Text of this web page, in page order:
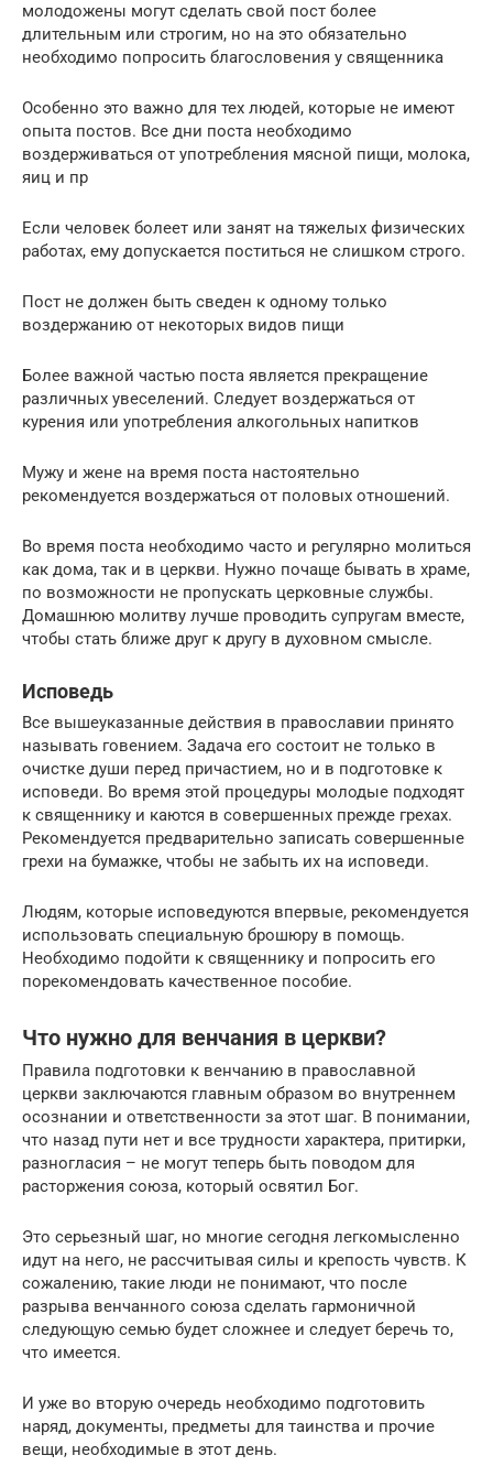
молодожены могут сделать свой пост более
длительным или строгим, но на это обязательно
необходимо попросить благословения у священника
Особенно это важно для тех людей, которые не имеют
опыта постов. Все дни поста необходимо
воздерживаться от употребления мясной пищи, молока,
яиц и пр
Если человек болеет или занят на тяжелых физических
работах, ему допускается поститься не слишком строго.
Пост не должен быть сведен к одному только
воздержанию от некоторых видов пищи
Более важной частью поста является прекращение
различных увеселений. Следует воздержаться от
курения или употребления алкогольных напитков
Мужу и жене на время поста настоятельно
рекомендуется воздержаться от половых отношений.
Во время поста необходимо часто и регулярно молиться
как дома, так и в церкви. Нужно почаще бывать в храме,
по возможности не пропускать церковные службы.
Домашнюю молитву лучше проводить супругам вместе,
чтобы стать ближе друг к другу в духовном смысле.
Исповедь
Все вышеуказанные действия в православии принято
называть говением. Задача его состоит не только в
очистке души перед причастием, но и в подготовке к
исповеди. Во время этой процедуры молодые подходят
к священнику и каются в совершенных прежде грехах.
Рекомендуется предварительно записать совершенные
грехи на бумажке, чтобы не забыть их на исповеди.
Людям, которые исповедуются впервые, рекомендуется
использовать специальную брошюру в помощь.
Необходимо подойти к священнику и попросить его
порекомендовать качественное пособие.
Что нужно для венчания в церкви?
Правила подготовки к венчанию в православной
церкви заключаются главным образом во внутреннем
осознании и ответственности за этот шаг. В понимании,
что назад пути нет и все трудности характера, притирки,
разногласия – не могут теперь быть поводом для
расторжения союза, который освятил Бог.
Это серьезный шаг, но многие сегодня легкомысленно
идут на него, не рассчитывая силы и крепость чувств. К
сожалению, такие люди не понимают, что после
разрыва венчанного союза сделать гармоничной
следующую семью будет сложнее и следует беречь то,
что имеется.
И уже во вторую очередь необходимо подготовить
наряд, документы, предметы для таинства и прочие
вещи, необходимые в этот день.